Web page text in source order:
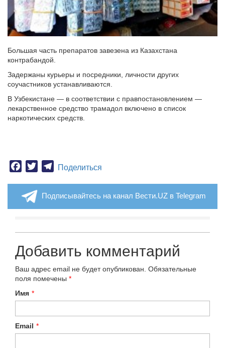
Большая часть препаратов завезена из Казахстана
контрабандой.
Задержаны курьеры и посредники, личности других
соучастников устанавливаются.
В Узбекистане — в соответствии с правпостановлением —
лекарственное средство трамадол включено в список
наркотических средств.
Facebook
TwitterTelegram
Поделиться
Подписывайтесь на канал Вести.UZ в Telegram
Добавить комментарий
Ваш адрес email не будет опубликован. Обязательные
поля помечены *
Имя *
Email *